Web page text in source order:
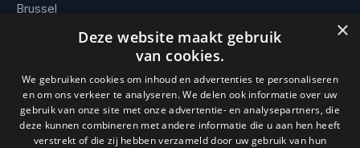
Brussel
Alle steden →
BEDRIJF
Contact
Werkgebied
×
Deze website maakt gebruik
van cookies.
We gebruiken cookies om inhoud en advertenties te personaliseren
en om ons verkeer te analyseren. We delen ook informatie over uw
gebruik van onze site met onze advertentie- en analysepartners, die
deze kunnen combineren met andere informatie die u aan hen heeft
verstrekt of die zij hebben verzameld door uw gebruik van hun